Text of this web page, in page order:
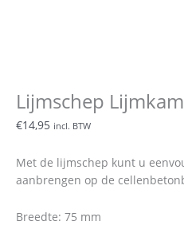
Lijmschep
€14,95 incl. BTW
Met de lijmschep kunt u
aanbrengen op de
Breedte: 75 mm